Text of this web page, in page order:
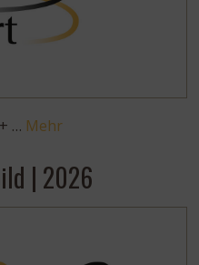
+ … Mehr
| 2026